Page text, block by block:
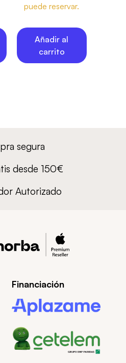
puede reservar.
Añadir al
carrito
segura
desde 150€
Autorizado
Financiación